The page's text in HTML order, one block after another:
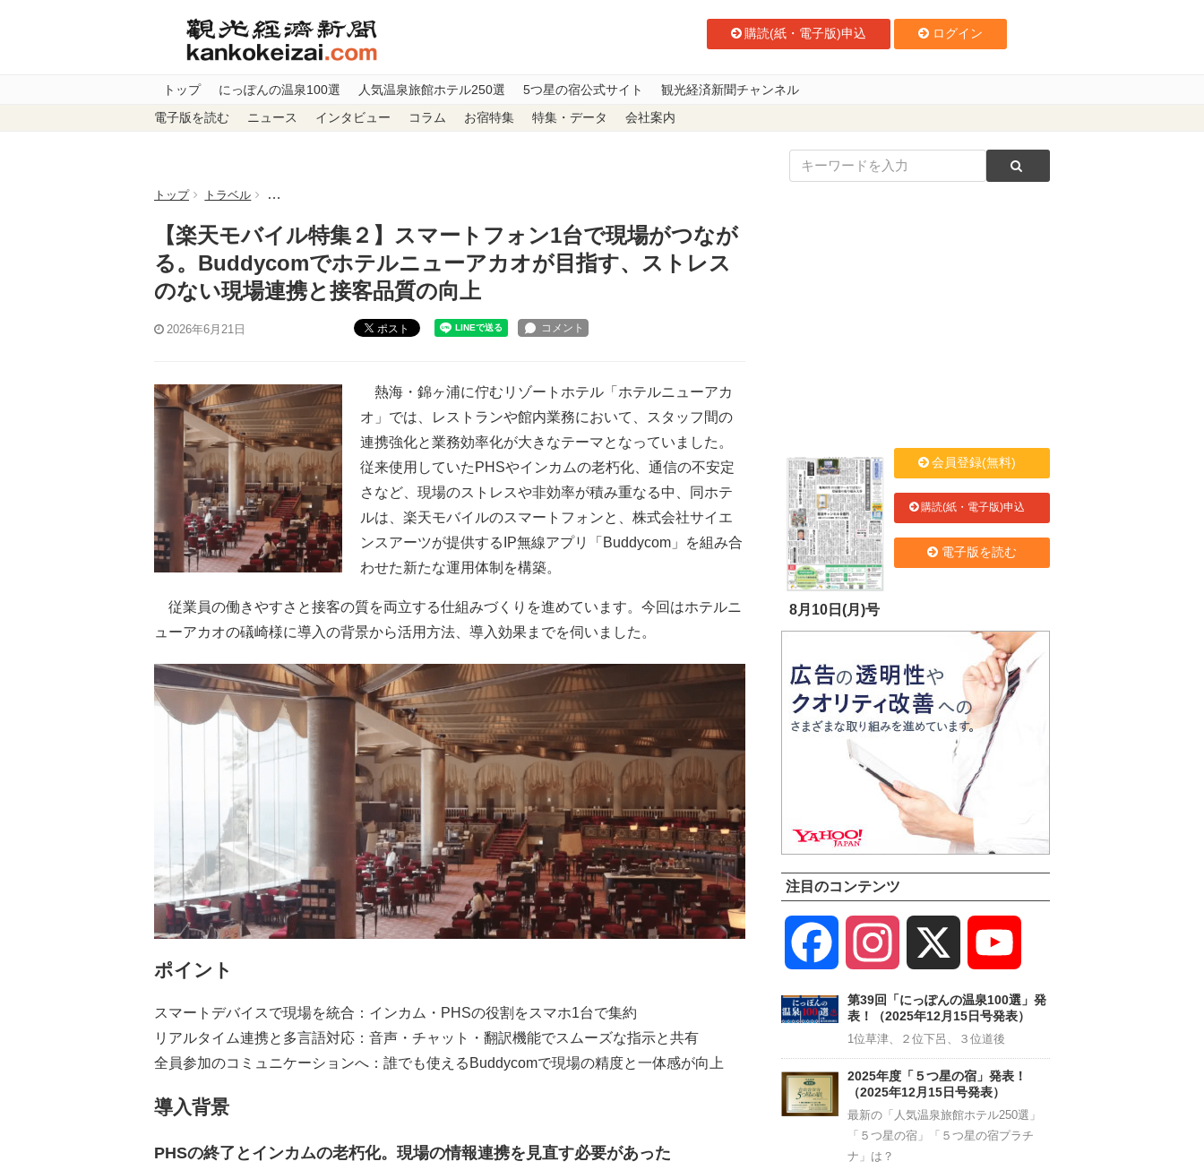
購読(紙・電子版)申込 ログイン
トップ にっぽんの温泉100選 人気温泉旅館ホテル250選 5つ星の宿公式サイト 観光経済新聞チャンネル
電子版を読む ニュース インタビュー コラム お宿特集 特集・データ 会社案内
トップ トラベル 【楽天モバイル特集２】スマートフォン1台で現場がつながる。Buddycomでホテルニューアカオが目指す、ストレスのない現場連携と接客品質の向上
【楽天モバイル特集２】スマートフォン1台で現場がつなが
る。Buddycomでホテルニューアカオが目指す、ストレス
のない現場連携と接客品質の向上
2026年6月21日 ポスト
熱海・錦ヶ浦に佇むリゾートホテル「ホテルニューアカ
オ」では、レストランや館内業務において、スタッフ間の
連携強化と業務効率化が大きなテーマとなっていました。
従来使用していたPHSやインカムの老朽化、通信の不安定
さなど、現場のストレスや非効率が積み重なる中、同ホテ
ルは、楽天モバイルのスマートフォンと、株式会社サイエ
ンスアーツが提供するIP無線アプリ「Buddycom」を組み合
わせた新たな運用体制を構築。
従業員の働きやすさと接客の質を両立する仕組みづくりを進めています。今回はホテルニ
ューアカオの礒崎様に導入の背景から活用方法、導入効果までを伺いました。
ポイント
スマートデバイスで現場を統合：インカム・PHSの役割をスマホ1台で集約
リアルタイム連携と多言語対応：音声・チャット・翻訳機能でスムーズな指示と共有
全員参加のコミュニケーションへ：誰でも使えるBuddycomで現場の精度と一体感が向上
導入背景
PHSの終了とインカムの老朽化。現場の情報連携を見直す必要があった
8月10日(月)号
会員登録(無料)
購読(紙・電子版)申込
電子版を読む
注目のコンテンツ
Facebook Instagram
Channel
第39回「にっぽんの温泉100選」発
表！（2025年12月15日号発表）
1位草津、２位下呂、３位道後
2025年度「５つ星の宿」発表！
（2025年12月15日号発表）
最新の「人気温泉旅館ホテル250選」
「５つ星の宿」「５つ星の宿プラチ
ナ」は？